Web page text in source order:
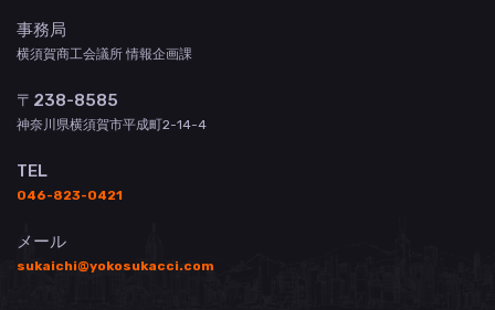
事務局
横須賀商工会議所 情報企画課
〒238-8585
神奈川県横須賀市平成町2-14-4
TEL
046-823-0421
メール
sukaichi@yokosukacci.com